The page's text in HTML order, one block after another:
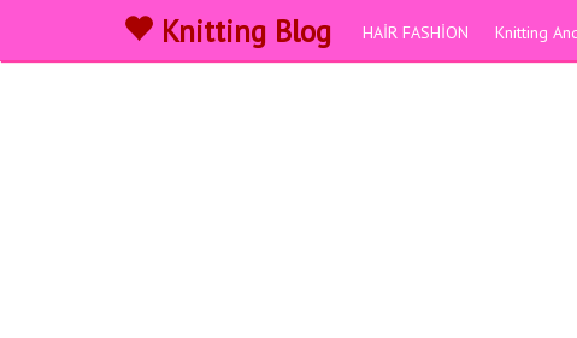
Knitting Blog HAİR FASHİON Knitting